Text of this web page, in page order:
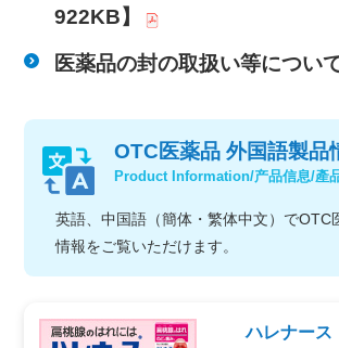
922KB】
医薬品の封の取扱い等につい
OTC医薬品 外国語製品
Product Information/产品信息/產
英語、中国語（簡体・繁体中文）でOTC
情報をご覧いただけます。
ハレナース